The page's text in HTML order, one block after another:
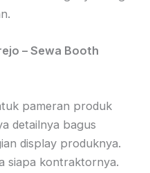
– Sewa Booth
pameran produk
detailnya bagus
display produknya.
siapa kontraktornya.